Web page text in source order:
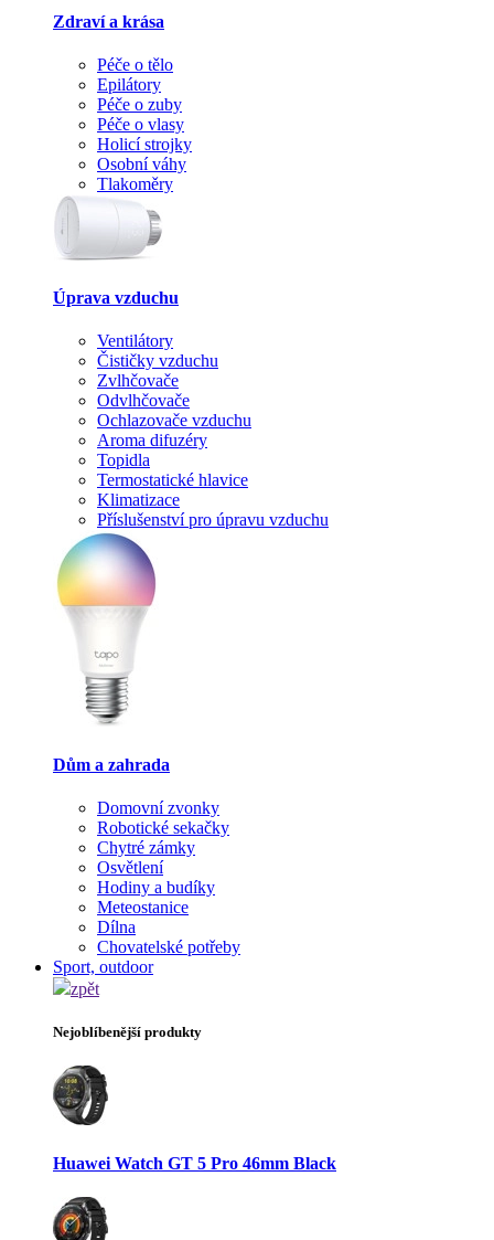
Zdraví a krása
Péče o tělo
Epilátory
Péče o zuby
Péče o vlasy
Holicí strojky
Osobní váhy
Tlakoměry
Úprava vzduchu
Ventilátory
Čističky vzduchu
Zvlhčovače
Odvlhčovače
Ochlazovače vzduchu
Aroma difuzéry
Topidla
Termostatické hlavice
Klimatizace
Příslušenství pro úpravu vzduchu
Dům a zahrada
Domovní zvonky
Robotické sekačky
Chytré zámky
Osvětlení
Hodiny a budíky
Meteostanice
Dílna
Chovatelské potřeby
Sport, outdoor
zpět
Nejoblíbenější produkty
Huawei Watch GT 5 Pro 46mm Black